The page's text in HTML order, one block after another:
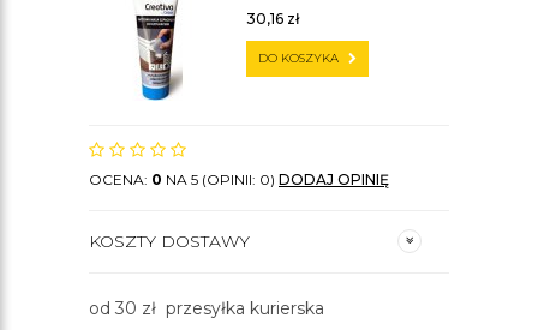
30,16 zł
DO KOSZYKA
OCENA: 0 NA 5 (OPINII: 0) DODAJ OPINIĘ
KOSZTY DOSTAWY
od 30 zł przesyłka kurierska